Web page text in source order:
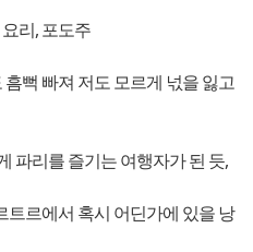
리, 포도주
뻑 빠져 저도 모르게 넋을 잃고
파리를 즐기는 여행자가 된 듯,
르에서 혹시 어딘가에 있을 낭